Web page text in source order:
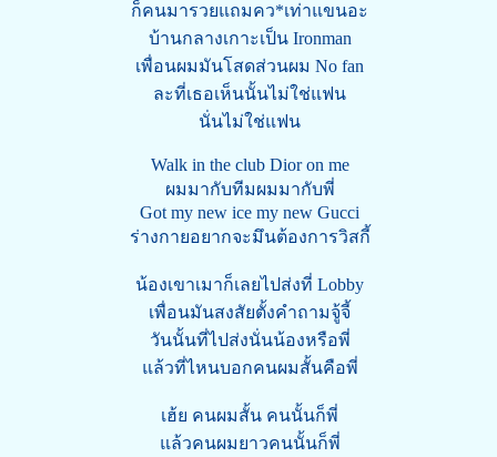
ก็คนมารวยแถมคว*เท่าแขนอะ
บ้านกลางเกาะเป็น Ironman
เพื่อนผมมันโสดส่วนผม No fan
ละที่เธอเห็นนั้นไม่ใช่แฟน
นั่นไม่ใช่แฟน
Walk in the club Dior on me
ผมมากับทีมผมมากับพี่
Got my new ice my new Gucci
ร่างกายอยากจะมึนต้องการวิสกี้
น้องเขาเมาก็เลยไปส่งที่ Lobby
เพื่อนมันสงสัยตั้งคำถามจู้จี้
วันนั้นที่ไปส่งนั่นน้องหรือพี่
แล้วที่ไหนบอกคนผมสั้นคือพี่
เฮ้ย คนผมสั้น คนนั้นก็พี่
แล้วคนผมยาวคนนั้นก็พี่